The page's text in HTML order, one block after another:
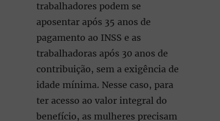
trabalhadores podem se
aposentar após 35 anos de
pagamento ao INSS e as
trabalhadoras após 30 anos de
contribuição, sem a exigência de
idade mínima. Nesse caso, para
ter acesso ao valor integral do
benefício, as mulheres precisam